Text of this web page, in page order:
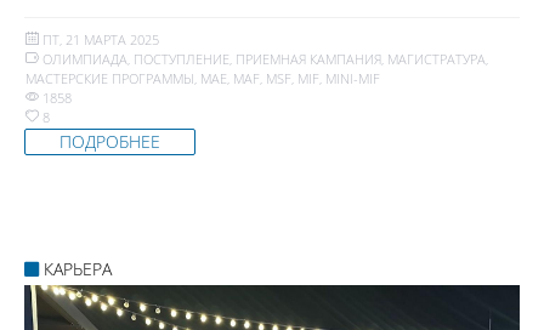
ПТ, 21 МАРТА 2025
ОЛИМПИАДА, ПОСТУПЛЕНИЕ, ПРИЕМНАЯ КАМПАНИЯ, МАГИСТРАТУРА,
МАСТЕРСКИЕ ПРОГРАММЫ, MAE, MAF, MSF, MIF, MINI-MIF
1858
8
ПОДРОБНЕЕ
КАРЬЕРА